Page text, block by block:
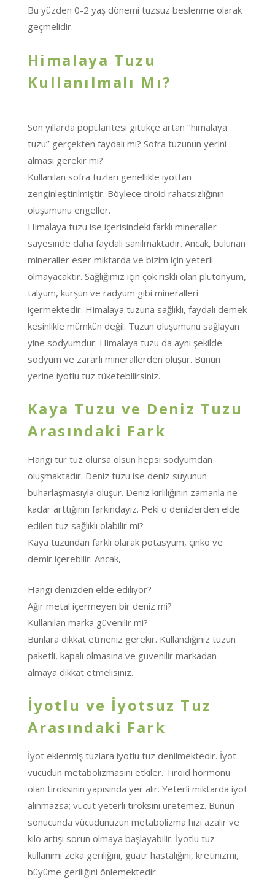
Bu yüzden 0-2 yaş dönemi tuzsuz beslenme olarak
geçmelidir.
Himalaya Tuzu
Kullanılmalı Mı?
Son yıllarda popülaritesi gittikçe artan ‘’himalaya
tuzu’’ gerçekten faydalı mı? Sofra tuzunun yerini
alması gerekir mi?
Kullanılan sofra tuzları genellikle iyottan
zenginleştirilmiştir. Böylece tiroid rahatsızlığının
oluşumunu engeller.
Himalaya tuzu ise içerisindeki farklı mineraller
sayesinde daha faydalı sanılmaktadır. Ancak, bulunan
mineraller eser miktarda ve bizim için yeterli
olmayacaktır. Sağlığımız için çok riskli olan plütonyum,
talyum, kurşun ve radyum gibi mineralleri
içermektedir. Himalaya tuzuna sağlıklı, faydalı demek
kesinlikle mümkün değil. Tuzun oluşumunu sağlayan
yine sodyumdur. Himalaya tuzu da aynı şekilde
sodyum ve zararlı minerallerden oluşur. Bunun
yerine iyotlu tuz tüketebilirsiniz.
Kaya Tuzu ve Deniz Tuzu
Arasındaki Fark
Hangi tür tuz olursa olsun hepsi sodyumdan
oluşmaktadır. Deniz tuzu ise deniz suyunun
buharlaşmasıyla oluşur. Deniz kirliliğinin zamanla ne
kadar arttığının farkındayız. Peki o denizlerden elde
edilen tuz sağlıklı olabilir mi?
Kaya tuzundan farklı olarak potasyum, çinko ve
demir içerebilir. Ancak,
Hangi denizden elde ediliyor?
Ağır metal içermeyen bir deniz mi?
Kullanılan marka güvenilir mi?
Bunlara dikkat etmeniz gerekir. Kullandığınız tuzun
paketli, kapalı olmasına ve güvenilir markadan
almaya dikkat etmelisiniz.
İyotlu ve İyotsuz Tuz
Arasındaki Fark
İyot eklenmiş tuzlara iyotlu tuz denilmektedir. İyot
vücudun metabolizmasını etkiler. Tiroid hormonu
olan tiroksinin yapısında yer alır. Yeterli miktarda iyot
alınmazsa; vücut yeterli tiroksini üretemez. Bunun
sonucunda vücudunuzun metabolizma hızı azalır ve
kilo artışı sorun olmaya başlayabilir. İyotlu tuz
kullanımı zeka geriliğini, guatr hastalığını, kretinizmi,
büyüme geriliğini önlemektedir.